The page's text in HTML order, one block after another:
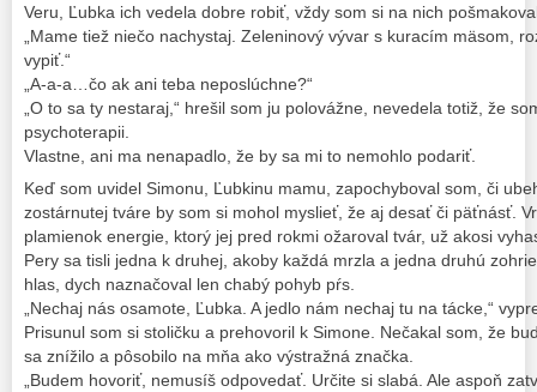
Veru, Ľubka ich vedela dobre robiť, vždy som si na nich
„Mame tiež niečo nachystaj. Zeleninový vývar s kuracím mäsom,
vypiť.“
„A-a-a…čo ak ani teba neposlúchne?“
„O to sa ty nestaraj,“ hrešil som ju polovážne, nevedela totiž, že
psychoterapii.
Vlastne, ani ma nenapadlo, že by sa mi to nemohlo podariť.
Keď som uvidel Simonu, Ľubkinu mamu, zapochyboval som, či
zostárnutej tváre by som si mohol myslieť, že aj desať či päťnásť.
plamienok energie, ktorý jej pred rokmi ožaroval tvár, už akosi
Pery sa tisli jedna k druhej, akoby každá mrzla a jedna druhú
hlas, dych naznačoval len chabý pohyb pŕs.
„Nechaj nás osamote, Ľubka. A jedlo nám nechaj tu na tácke,“
Prisunul som si stoličku a prehovoril k Simone. Nečakal som, že
sa znížilo a pôsobilo na mňa ako výstražná značka.
„Budem hovoriť, nemusíš odpovedať. Určite si slabá. Ale aspoň